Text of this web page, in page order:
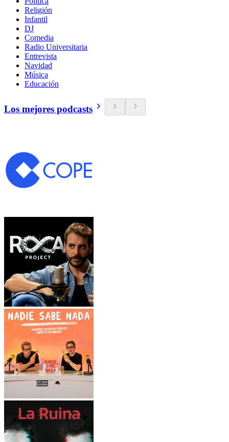
Religión
Infantil
DJ
Comedia
Radio Universitaria
Entrevista
Navidad
Música
Educación
Los mejores podcasts